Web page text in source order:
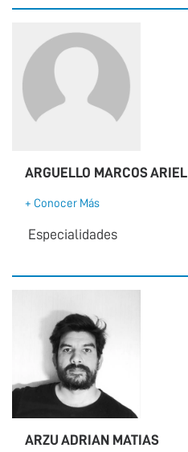
ARGUELLO MARCOS ARIEL
+ Conocer Más
Especialidades
ARZU ADRIAN MATIAS